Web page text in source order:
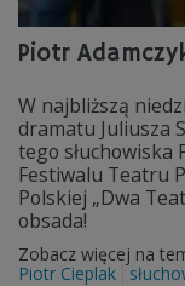
Piotr
W najbliższą
dramatu Juliusza
tego słuchowiska
Festiwalu Teatru
Polskiej „Dwa
obsada!
Zobacz więcej na
Piotr Cieplak